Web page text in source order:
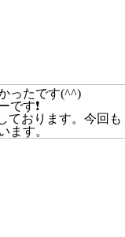
ったです(^^)
です❗
ております。今回も
ます。